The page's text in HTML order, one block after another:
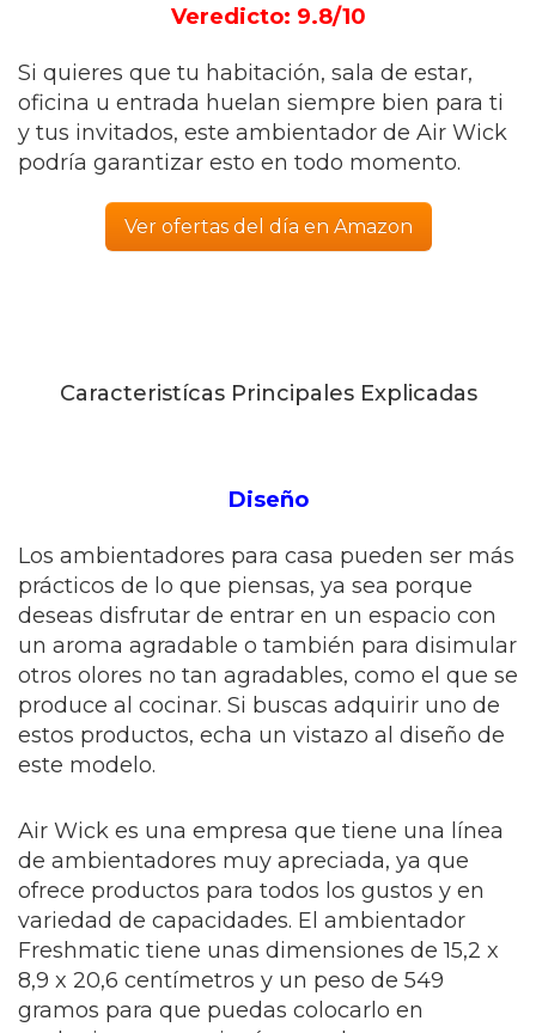
Veredicto: 9.8/10
Si quieres que tu habitación, sala de estar,
oficina u entrada huelan siempre bien para ti
y tus invitados, este ambientador de Air Wick
podría garantizar esto en todo momento.
Ver ofertas del día en Amazon
Caracteristícas Principales Explicadas
Diseño
Los ambientadores para casa pueden ser más
prácticos de lo que piensas, ya sea porque
deseas disfrutar de entrar en un espacio con
un aroma agradable o también para disimular
otros olores no tan agradables, como el que se
produce al cocinar. Si buscas adquirir uno de
estos productos, echa un vistazo al diseño de
este modelo.
Air Wick es una empresa que tiene una línea
de ambientadores muy apreciada, ya que
ofrece productos para todos los gustos y en
variedad de capacidades. El ambientador
Freshmatic tiene unas dimensiones de 15,2 x
8,9 x 20,6 centímetros y un peso de 549
gramos para que puedas colocarlo en